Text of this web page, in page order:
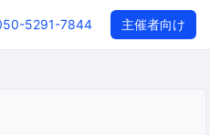
5291-7844 主催者向け